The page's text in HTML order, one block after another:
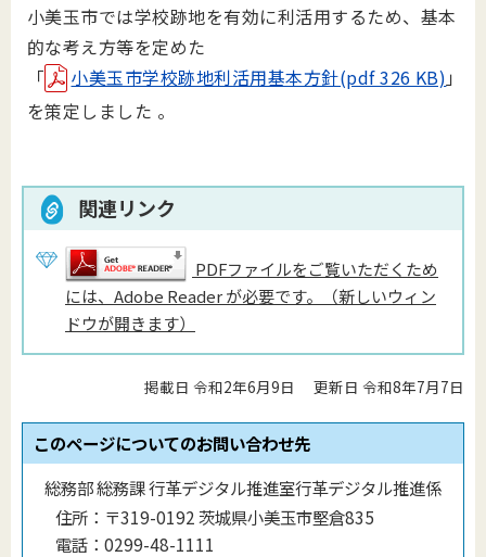
小美玉市では学校跡地を有効に利活用するため、基本
的な考え方等を定めた
「
小美玉市学校跡地利活用基本方針(pdf 326 KB) 」
を策定しました 。
関連リンク
PDFファイルをご覧いただくため
には、Adobe Reader が必要です。（新しいウィン
ドウが開きます）
掲載日 令和2年6月9日 更新日 令和8年7月7日
このページについてのお問い合わせ先
総務部 総務課 行革デジタル推進室行革デジタル推進係
住所： 〒319-0192 茨城県小美玉市堅倉835
電話： 0299-48-1111